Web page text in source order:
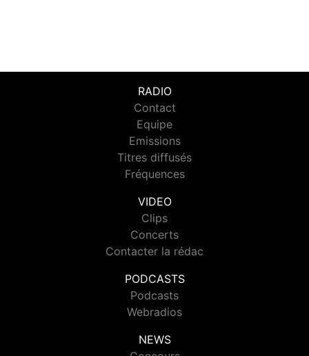
RADIO
Contact
Equipe
Emissions
Titres diffusés
Fréquences
VIDEO
Clips
Concerts
Contacter la rédac
PODCASTS
Podcasts
Webradios
NEWS